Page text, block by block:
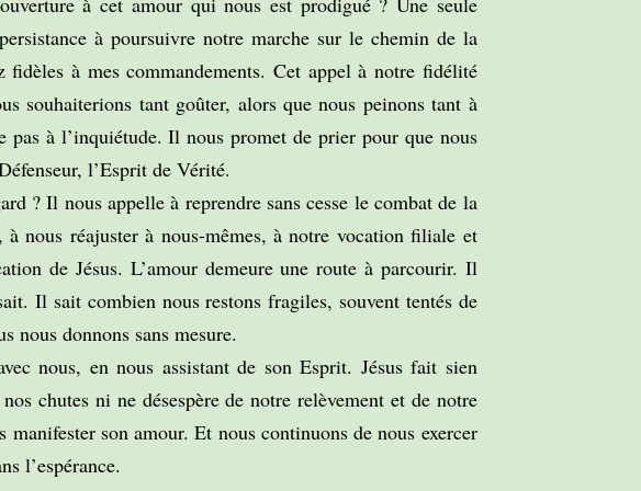
à poursuivre notre marche sur le chemin de la
fidèles à mes commandements. Cet appel à notre fidélité
souhaiterions tant goûter, alors que nous peinons tant à
pas à l’inquiétude. Il nous promet de prier pour que nous
l’Esprit de Vérité.
? Il nous appelle à reprendre sans cesse le combat de la
nous réajuster à nous-mêmes, à notre vocation filiale et
de Jésus. L’amour demeure une route à parcourir. Il
Il sait combien nous restons fragiles, souvent tentés de
nous donnons sans mesure.
nous, en nous assistant de son Esprit. Jésus fait sien
chutes ni ne désespère de notre relèvement et de notre
son amour. Et nous continuons de nous exercer
l’espérance.